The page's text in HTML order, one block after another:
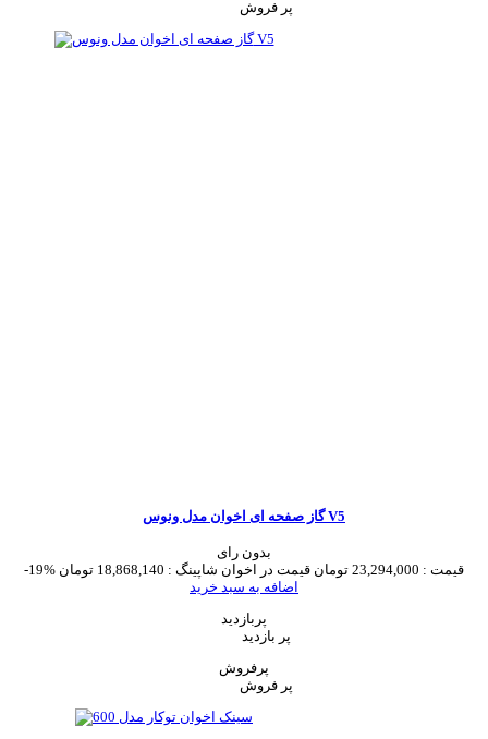
گاز صفحه ای اخوان مدل ونوس V5
بدون رای
-19%
قیمت : 23,294,000 تومان قیمت در اخوان شاپینگ : 18,868,140 تومان
اضافه به سبد خرید
پربازدید
پر بازدید
پرفروش